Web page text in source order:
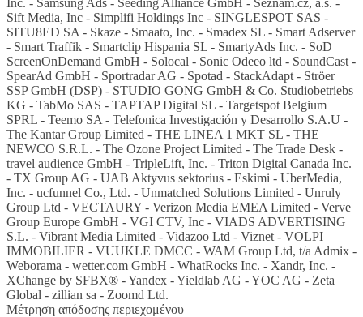
Sift Media, Inc - Simplifi Holdings Inc - SINGLESPOT SAS -
SITU8ED SA - Skaze - Smaato, Inc. - Smadex SL - Smart Adserver
- Smart Traffik - Smartclip Hispania SL - SmartyAds Inc. - SoD
ScreenOnDemand GmbH - Solocal - Sonic Odeeo ltd - SoundCast -
SpearAd GmbH - Sportradar AG - Spotad - StackAdapt - Ströer
SSP GmbH (DSP) - STUDIO GONG GmbH & Co. Studiobetriebs
KG - TabMo SAS - TAPTAP Digital SL - Targetspot Belgium
SPRL - Teemo SA - Telefonica Investigación y Desarrollo S.A.U -
The Kantar Group Limited - THE LINEA 1 MKT SL - THE
NEWCO S.R.L. - The Ozone Project Limited - The Trade Desk -
travel audience GmbH - TripleLift, Inc. - Triton Digital Canada Inc.
- TX Group AG - UAB Aktyvus sektorius - Eskimi - UberMedia,
Inc. - ucfunnel Co., Ltd. - Unmatched Solutions Limited - Unruly
Group Ltd - VECTAURY - Verizon Media EMEA Limited - Verve
Group Europe GmbH - VGI CTV, Inc - VIADS ADVERTISING
S.L. - Vibrant Media Limited - Vidazoo Ltd - Viznet - VOLPI
IMMOBILIER - VUUKLE DMCC - WAM Group Ltd, t/a Admix -
Weborama - wetter.com GmbH - WhatRocks Inc. - Xandr, Inc. -
XChange by SFBX® - Yandex - Yieldlab AG - YOC AG - Zeta
Global - zillian sa - Zoomd Ltd.
Μέτρηση απόδοσης περιεχομένου